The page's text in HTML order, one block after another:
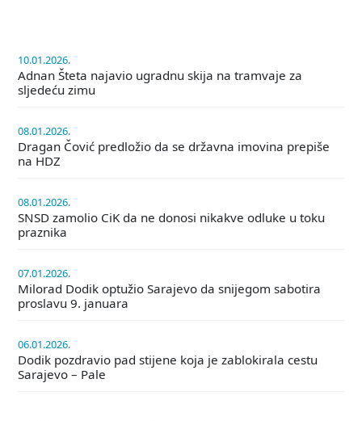
10.01.2026.
Adnan Šteta najavio ugradnu skija na tramvaje za
sljedeću zimu
08.01.2026.
Dragan Čović predložio da se državna imovina prepiše
na HDZ
08.01.2026.
SNSD zamolio CiK da ne donosi nikakve odluke u toku
praznika
07.01.2026.
Milorad Dodik optužio Sarajevo da snijegom sabotira
proslavu 9. januara
06.01.2026.
Dodik pozdravio pad stijene koja je zablokirala cestu
Sarajevo – Pale